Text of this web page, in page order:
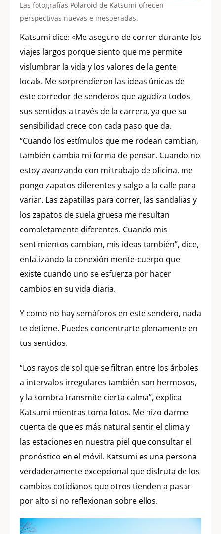
Las fotografías Polaroid de Katsumi ofrecen
perspectivas nuevas e inesperadas.
Katsumi dice: «Me aseguro de correr durante los
viajes largos porque siento que me permite
vislumbrar la vida y los valores de la gente
local». Me sorprendieron las ideas únicas de
este corredor de senderos que agudiza todos
sus sentidos a través de la carrera, ya que su
sensibilidad crece con cada paso que da.
“Cuando los estímulos que me rodean cambian,
también cambia mi forma de pensar. Cuando no
estoy avanzando con mi trabajo de oficina, me
pongo zapatos diferentes y salgo a la calle para
variar. Las zapatillas para correr, las sandalias y
los zapatos de suela gruesa me resultan
completamente diferentes. Cuando mis
sentimientos cambian, mis ideas también”, dice,
enfatizando la conexión mente-cuerpo que
existe cuando uno se esfuerza por hacer
cambios en su vida diaria.
Y como no hay semáforos en este sendero, nada
te detiene. Puedes concentrarte plenamente en
tus sentidos.
“Los rayos de sol que se filtran entre los árboles
a intervalos irregulares también son hermosos,
y la sombra transmite cierta calma”, explica
Katsumi mientras toma fotos. Me hizo darme
cuenta de que es más natural sentir el clima y
las estaciones en nuestra piel que consultar el
pronóstico en el móvil. Katsumi es una persona
verdaderamente excepcional que disfruta de los
cambios cotidianos que otros tienden a pasar
por alto si no reflexionan sobre ellos.